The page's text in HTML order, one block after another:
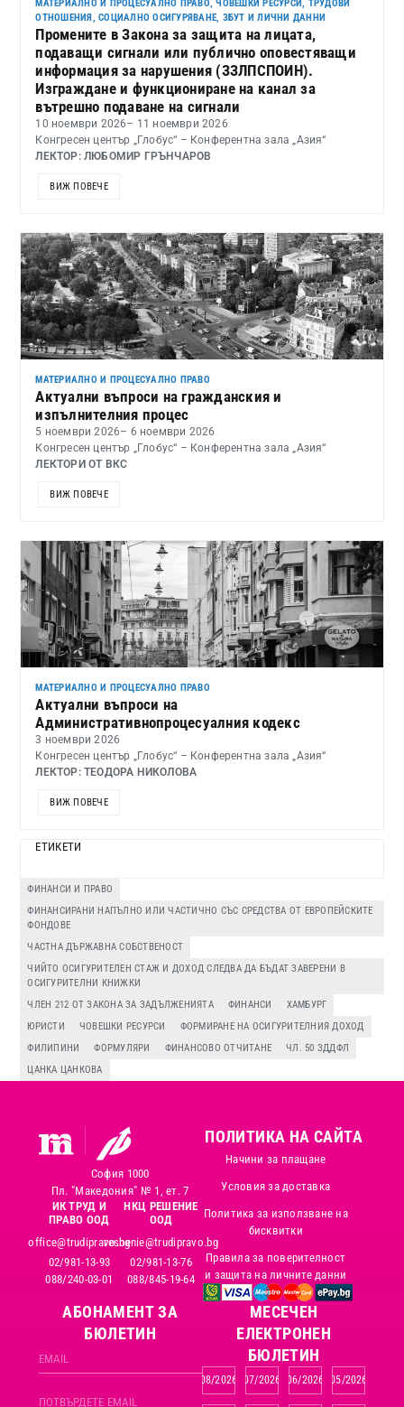
МАТЕРИАЛНО И ПРОЦЕСУАЛНО ПРАВО,ЧОВЕШКИ РЕСУРСИ, ТРУДОВИ
ОТНОШЕНИЯ, СОЦИАЛНО ОСИГУРЯВАНЕ, ЗБУТ И ЛИЧНИ ДАННИ
Промените в Закона за защита на лицата,
подаващи сигнали или публично оповестяващи
информация за нарушения (ЗЗЛПСПОИН).
Изграждане и функциониране на канал за
вътрешно подаване на сигнали
10 ноември 2026– 11 ноември 2026
Конгресен център „Глобус“ – Конферентна зала „Азия“
ЛЕКТОР: ЛЮБОМИР ГРЪНЧАРОВ
ВИЖ ПОВЕЧЕ
МАТЕРИАЛНО И ПРОЦЕСУАЛНО ПРАВО
Актуални въпроси на гражданския и
изпълнителния процес
5 ноември 2026– 6 ноември 2026
Конгресен център „Глобус“ – Конферентна зала „Азия“
ЛЕКТОРИ ОТ ВКС
ВИЖ ПОВЕЧЕ
МАТЕРИАЛНО И ПРОЦЕСУАЛНО ПРАВО
Актуални въпроси на
Административнопроцесуалния кодекс
3 ноември 2026
Конгресен център „Глобус“ – Конферентна зала „Азия“
ЛЕКТОР: ТЕОДОРА НИКОЛОВА
ВИЖ ПОВЕЧЕ
ЕТИКЕТИ
ФИНАНСИ И ПРАВО
ФИНАНСИРАНИ НАПЪЛНО ИЛИ ЧАСТИЧНО СЪС СРЕДСТВА ОТ ЕВРОПЕЙСКИТЕ
ФОНДОВЕ
ЧАСТНА ДЪРЖАВНА СОБСТВЕНОСТ
ЧИЙТО ОСИГУРИТЕЛЕН СТАЖ И ДОХОД СЛЕДВА ДА БЪДАТ ЗАВЕРЕНИ В
ОСИГУРИТЕЛНИ КНИЖКИ
ЧЛЕН 212 ОТ ЗАКОНА ЗА ЗАДЪЛЖЕНИЯТА
ФИНАНСИ
ХАМБУРГ
ЮРИСТИ
ЧОВЕШКИ РЕСУРСИ
ФОРМИРАНЕ НА ОСИГУРИТЕЛНИЯ ДОХОД
ФИЛИПИНИ
ФОРМУЛЯРИ ФИНАНСОВО ОТЧИТАНЕ
ЧЛ. 50 ЗДДФЛ
ЦАНКА ЦАНКОВА
София 1000
Пл. "Македония" № 1, ет. 7
ИК ТРУД И
ПРАВО ООД
office@trudipravo.bg
02/981-13-93
088/240-03-01
НКЦ РЕШЕНИЕ
ООД
reshenie@trudipravo.bg
02/981-13-76
088/845-19-64
ПОЛИТИКА НА САЙТА
Начини за плащане
Условия за доставка
Политика за използване на
бисквитки
Правила за поверителност
и защита на личните данни
АБОНАМЕНТ ЗА
БЮЛЕТИН
MЕСЕЧЕН
ЕЛЕКТРОНЕН
БЮЛЕТИН
08/2026 07/2026 06/2026 05/2026